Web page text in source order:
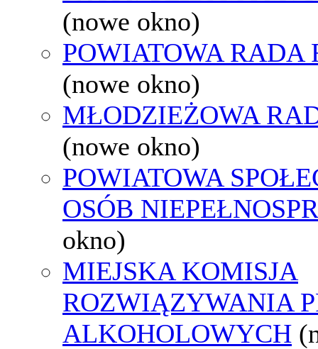
(nowe okno)
POWIATOWA RADA
(nowe okno)
MŁODZIEŻOWA
(nowe okno)
POWIATOWA
OSÓB
okno)
MIEJSKA KOMISJA
ROZWIĄZYWANIA
ALKOHOLOWYCH